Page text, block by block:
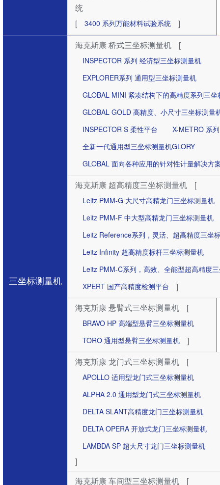
统
[
3400 系列万能材料试验系统 ]
三坐标测量机
海克斯康 桥式三坐标测量机 [
INSPECTOR 系列 经济型三坐标测量机
EXPLORER系列 通用型三坐标测量机
GLOBAL MINI 紧凑结构下的高精度系列三坐
GLOBAL GOLD 高精度、小尺寸三坐标测量
INSPECTOR S 柔性平台
X-METRO 系列
全新一代通用型三坐标测量机GLORY
GLOBAL 面向各种应用的针对性计量解决方
海克斯康 超高精度三坐标测量机 [
Leitz PMM-G 大尺寸高精龙门三坐标测量机
Leitz PMM-F 中大型高精龙门三坐标测量机
Leitz Reference系列，灵活、超高精度三坐
Leitz Infinity 超高精度标杆三坐标测量机
Leitz PMM-C系列，高效、全能型超高精度
XPERT 国产高精度检测平台
]
海克斯康 悬臂式三坐标测量机
[
BRAVO HP 高端型悬臂三坐标测量机
TORO 通用型悬臂三坐标测量机
]
海克斯康 龙门式三坐标测量机
[
APOLLO 适用型龙门式三坐标测量机
ALPHA 2.0 通用型龙门式三坐标测量机
DELTA SLANT高精度龙门三坐标测量机
DELTA OPERA 开放式龙门三坐标测量机
LAMBDA SP 超大尺寸龙门三坐标测量机
]
海克斯康 车间型三坐标测量机
[